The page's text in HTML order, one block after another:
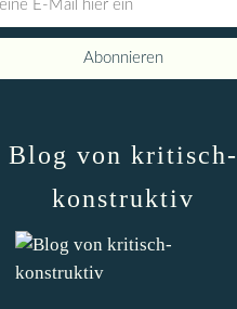
Blog von kritisch-
konstruktiv